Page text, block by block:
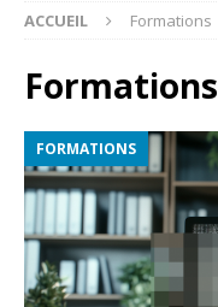
ACCUEIL Formations
Formations
FORMATIONS